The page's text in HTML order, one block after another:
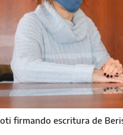
firmando escritura de